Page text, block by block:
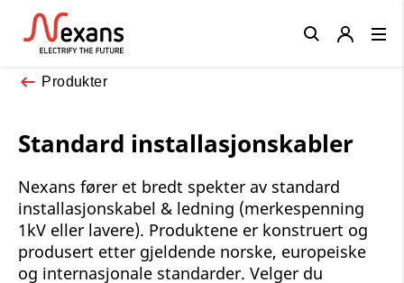
Produkter
Standard installasjonskabler
Nexans fører et bredt spekter av standard
installasjonskabel & ledning (merkespenning
1kV eller lavere). Produktene er konstruert og
produsert etter gjeldende norske, europeiske
og internasjonale standarder. Velger du
Close